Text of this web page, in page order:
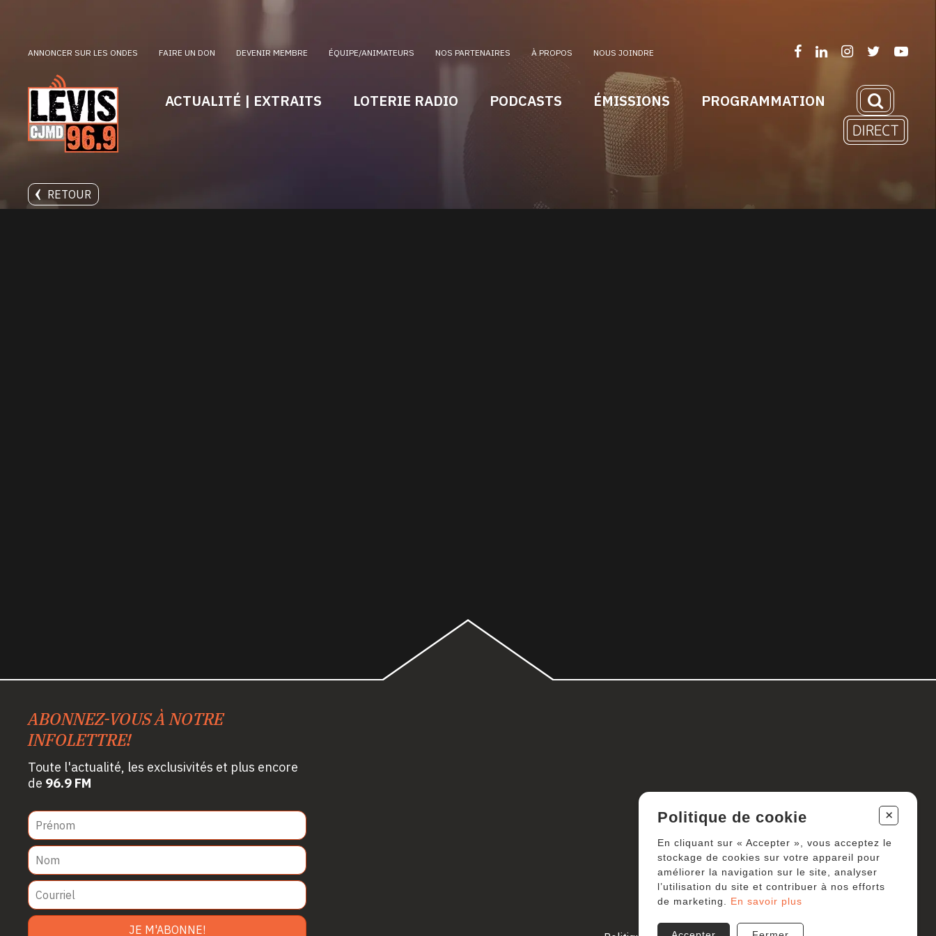
ANNONCER SUR LES ONDES FAIRE UN DON DEVENIR MEMBRE ÉQUIPE/ANIMATEURS NOS PARTENAIRES À PROPOS NOUS JOINDRE
ACTUALITÉ | EXTRAITS LOTERIE RADIO PODCASTS ÉMISSIONS PROGRAMMATION
RETOUR
ABONNEZ-VOUS À NOTRE
INFOLETTRE!
Toute l'actualité, les exclusivités et plus encore
de 96.9 FM
JE M'ABONNE!
Politique de cookie +
En cliquant sur « Accepter », vous acceptez le
stockage de cookies sur votre appareil pour
améliorer la navigation sur le site, analyser
l’utilisation du site et contribuer à nos efforts
de marketing.
En savoir plus